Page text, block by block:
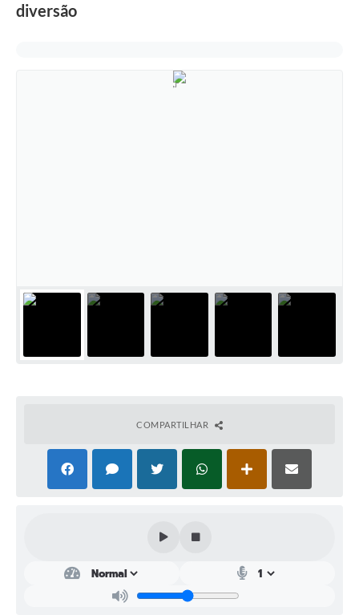
Prestação de Contas
Audiências Públicas
Links
Agenda
diversão
COMPARTILHAR